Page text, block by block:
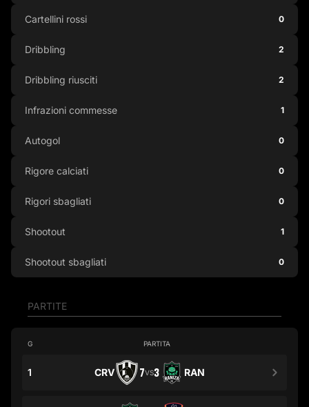
PARTITE
G PARTITA
1 CRV 7VS3 RAN
Cartellini rossi 0
Dribbling 2
Dribbling riusciti 2
Infrazioni commesse 1
Autogol 0
Rigore calciati 0
Rigori sbagliati 0
Shootout 1
Shootout sbagliati 0